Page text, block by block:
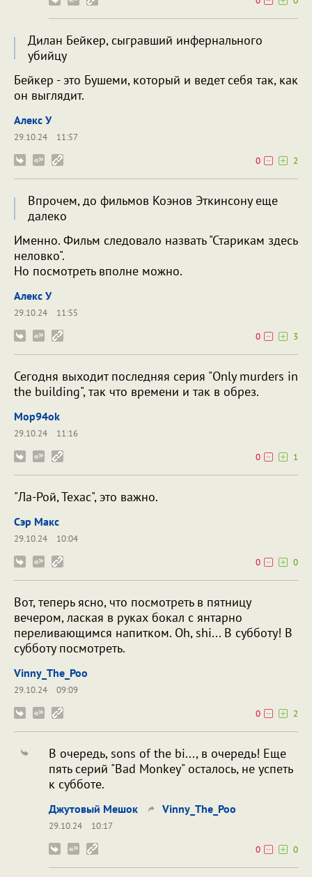
Дилан Бейкер, сыгравший инфернального
убийцу
Бейкер - это Бушеми, который и ведет себя так, как
он выглядит.
Алекс У
29.10.24
11:57
0
2
Впрочем, до фильмов Коэнов Эткинсону еще
далеко
Именно. Фильм следовало назвать "Старикам здесь
неловко".
Но посмотреть вполне можно.
Алекс У
29.10.24
11:55
0
3
Сегодня выходит последняя серия "Only murders in
the building", так что времени и так в обрез.
Mop94ok
29.10.24
11:16
0
1
"Ла-Рой, Техас", это важно.
Сэр Макс
29.10.24
10:04
0
0
Вот, теперь ясно, что посмотреть в пятницу
вечером, лаская в руках бокал с янтарно
переливающимся напитком. Oh, shi... В субботу! В
субботу посмотреть.
Vinny_The_Poo
29.10.24
09:09
0
2
В очередь, sons of the bi..., в очередь! Еще
пять серий "Bad Monkey" осталось, не успеть
к субботе.
Джутовый Мешок Vinny_The_Poo
29.10.24
10:17
0
0